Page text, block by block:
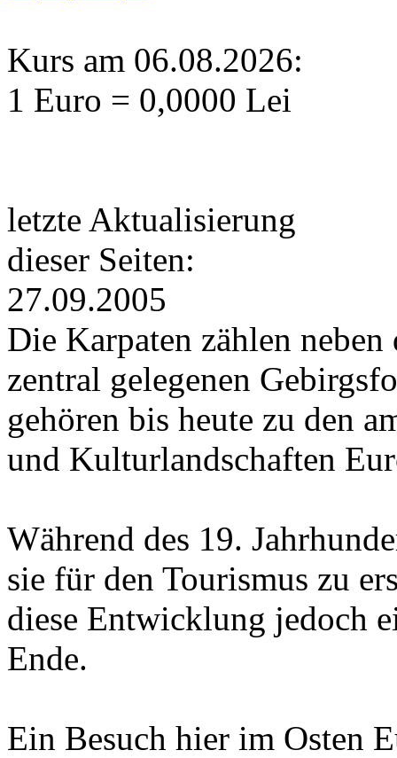
Kurs am 06.08.2026:
1 Euro = 0,0000 Lei
letzte Aktualisierung
dieser Seiten:
27.09.2005
Die Karpaten zählen
zentral gelegenen
gehören bis heute zu den
und Kulturlandschaften
Während des 19.
sie für den Tourismus zu
diese Entwicklung jedoch
Ende.
Ein Besuch hier im Osten